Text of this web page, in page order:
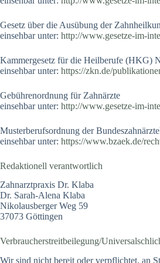
Gesetz über die Ausübung der
einsehbar unter: http://www.gesetze-im-
Kammergesetz für die Heilberufe (HKG)
einsehbar unter: https://zkn.de/
Gebührenordnung für Zahnärzte
einsehbar unter: http://www.gesetze-im-
Musterberufsordnung der
einsehbar unter: https://www.bzaek.de/
Redaktionell verantwortlich
Zahnarztpraxis Dr. Klaba
Dr. Sarah-Alena Klaba
Nikolausberger Weg 59
37073 Göttingen
Verbraucher­streit­beilegung/
Wir sind nicht bereit oder verpflichtet, an